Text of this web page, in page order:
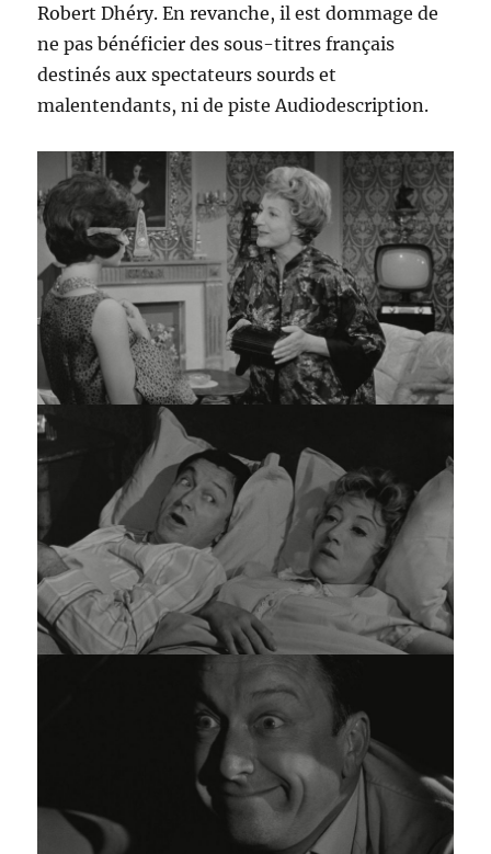
Robert Dhéry. En revanche, il est dommage de
ne pas bénéficier des sous-titres français
destinés aux spectateurs sourds et
malentendants, ni de piste Audiodescription.